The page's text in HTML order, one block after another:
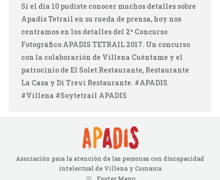
Si el día 10 pudiste conocer muchos detalles sobre
Apadis Tetrail en su rueda de prensa, hoy nos
centramos en los detalles del 2ª Concurso
Fotográfico APADIS TETRAIL 2017. Un concurso
con la colaboración de Villena Cuéntame y el
patrocinio de El Solet Restaurante, Restaurante
La Casa y Di Trevi Restaurante. #APADIS
#Villena #Soytetrail APADIS
Asociación para la atención de las personas con discapacidad
intelectual de Villena y Comarca